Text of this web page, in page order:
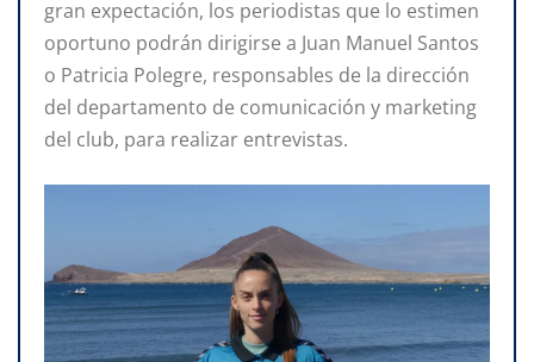
gran expectación, los periodistas que lo estimen
oportuno podrán dirigirse a Juan Manuel Santos
o Patricia Polegre, responsables de la dirección
del departamento de comunicación y marketing
del club, para realizar entrevistas.